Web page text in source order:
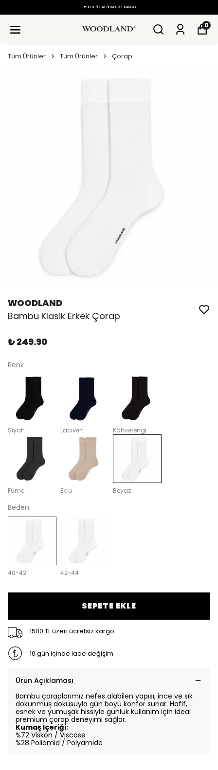
1500 TL ÜZERI ÜCRETSIZ KARGO
0
Tüm Ürünler Tüm Ürünler Çorap
WOODLAND
Bambu Klasik Erkek Çorap
₺ 249.90
Renk
Siyah Lacivert Kahverengi
Füme Ekru Beyaz
Beden
40-42 42-44
SEPETE EKLE
1500 TL üzeri ücretsiz kargo
10 gün içinde iade değişim
Ürün Açıklaması
Bambu çoraplarımız nefes alabilen yapısı, ince ve sık
dokunmuş dokusuyla gün boyu konfor sunar. Hafif,
esnek ve yumuşak hissiyle günlük kullanım için ideal
premium çorap deneyimi sağlar.
Kumaş İçeriği:
%72 Viskon / Viscose
%28 Poliamid / Polyamide